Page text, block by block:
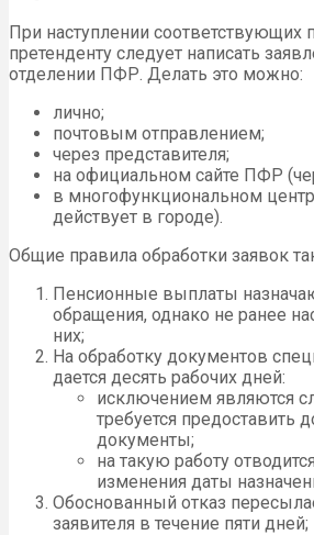
При наступлении соответствующих
претенденту следует написать
отделении ПФР. Делать это можно:
лично;
почтовым отправлением;
через представителя;
на официальном сайте ПФР
в многофункциональном
действует в городе).
Общие правила обработки заявок
Пенсионные выплаты
обращения, однако не ранее
них;
На обработку документов
дается десять рабочих дней:
исключением являются
требуется предоставить
документы;
на такую работу
изменения даты
Обоснованный отказ
заявителя в течение пяти дней;